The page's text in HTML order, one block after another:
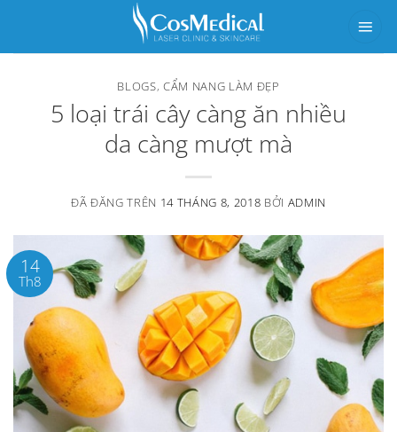
BLOGS, CẨM NANG LÀM ĐẸP
5 loại trái cây càng ăn nhiều
da càng mượt mà
ĐÃ ĐĂNG TRÊN 14 THÁNG 8, 2018 BỞI ADMIN
14
Th8